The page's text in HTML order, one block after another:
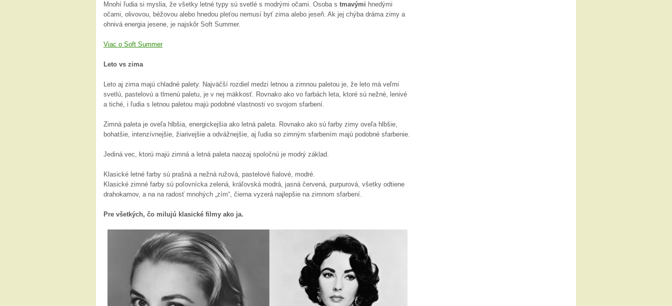
Mnohí ľudia si myslia, že všetky letné typy sú svetlé s modrými očami. Osoba s tmavými hnedými
očami, olivovou, béžovou alebo hnedou pleťou nemusí byť zima alebo jeseň. Ak jej chýba dráma zimy a
ohnivá energia jesene, je najskôr Soft Summer.
Viac o Soft Summer
Leto vs zima
Leto aj zima majú chladné palety. Najväčší rozdiel medzi letnou a zimnou paletou je, že leto má veľmi
svetlú, pastelovú a tlmenú paletu, je v nej mäkkosť. Rovnako ako vo farbách leta, ktoré sú nežné, lenivé
a tiché, i ľudia s letnou paletou majú podobné vlastnosti vo svojom sfarbení.
Zimná paleta je oveľa hlbšia, energickejšia ako letná paleta. Rovnako ako sú farby zimy oveľa hlbšie,
bohatšie, intenzívnejšie, žiarivejšie a odvážnejšie, aj ľudia so zimným sfarbením majú podobné sfarbenie.
Jediná vec, ktorú majú zimná a letná paleta naozaj spoločnú je modrý základ.
Klasické letné farby sú prašná a nežná ružová, pastelové fialové, modré.
Klasické zimné farby sú poľovnícka zelená, kráľovská modrá, jasná červená, purpurová, všetky odtiene
drahokamov, a na na radosť mnohých „zím“, čierna vyzerá najlepšie na zimnom sfarbení.
Pre všetkých, čo milujú klasické filmy ako ja.